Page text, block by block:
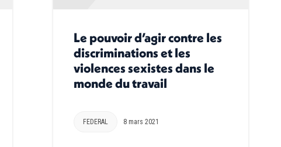
Le pouvoir d’agir contre les
discriminations et les
violences sexistes dans le
monde du travail
FEDERAL 8 mars 2021